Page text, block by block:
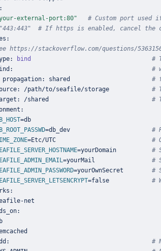
external-port:80"
# Custom port used
# If https is enabled, cancel the
https://stackoverflow.com/questions/
bind
#
bind:
#
propagation: shared
#
source: /path/to/seafile/storage
#
target: /shared
#
=
=db_dev #
=Etc/UTC #
=yourDomain #
=yourMail #
=yourOwnSecret #
=
#
cap_add:
#